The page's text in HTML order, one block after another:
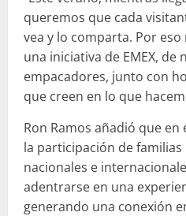
queremos que cada
vea y lo comparta. Por eso
una iniciativa de EMEX,
empacadores, junto con
que creen en lo que
Ron Ramos añadió que
la participación de
nacionales e
adentrarse en una
generando una conexión